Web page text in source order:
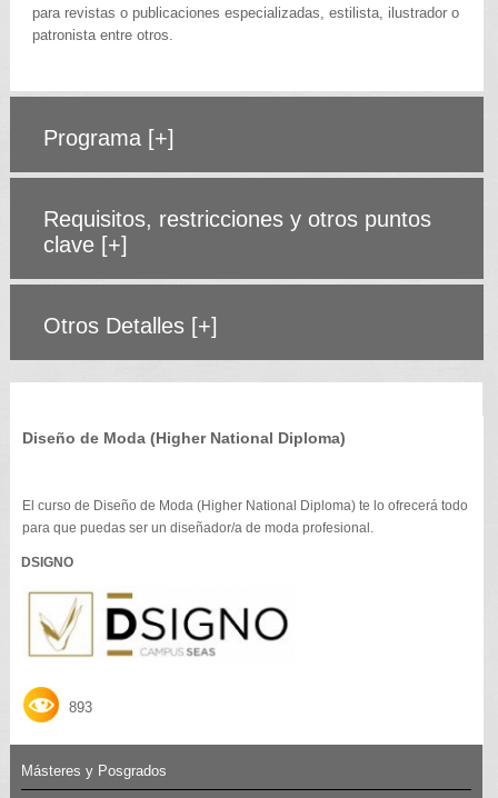
para revistas o publicaciones especializadas, estilista, ilustrador o
patronista entre otros.
Programa [+]
Requisitos, restricciones y otros puntos
clave [+]
Otros Detalles [+]
Diseño de Moda (Higher National Diploma)
El curso de Diseño de Moda (Higher National Diploma) te lo ofrecerá todo
para que puedas ser un diseñador/a de moda profesional.
DSIGNO
893
Másteres y Posgrados